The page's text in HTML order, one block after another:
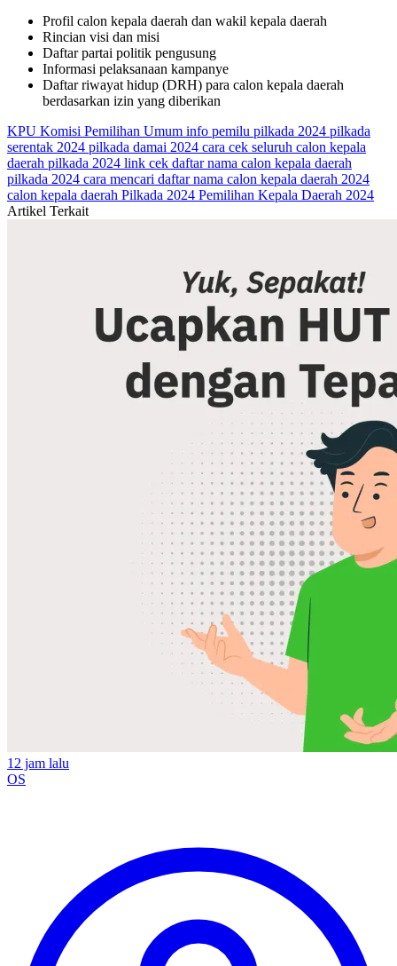
Profil calon kepala daerah dan wakil kepala daerah
Rincian visi dan misi
Daftar partai politik pengusung
Informasi pelaksanaan kampanye
Daftar riwayat hidup (DRH) para calon kepala daerah
berdasarkan izin yang diberikan
KPU Komisi Pemilihan Umum info pemilu pilkada 2024 pilkada
serentak 2024 pilkada damai 2024 cara cek seluruh calon kepala
daerah pilkada 2024 link cek daftar nama calon kepala daerah
pilkada 2024 cara mencari daftar nama calon kepala daerah 2024
calon kepala daerah Pilkada 2024 Pemilihan Kepala Daerah 2024
Artikel Terkait
12 jam lalu
OS